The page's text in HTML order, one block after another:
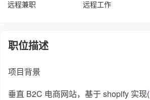
远程兼职
远程工作
职位描述
项目背景
垂直 B2C 电商网站，基于 shopify 实现(